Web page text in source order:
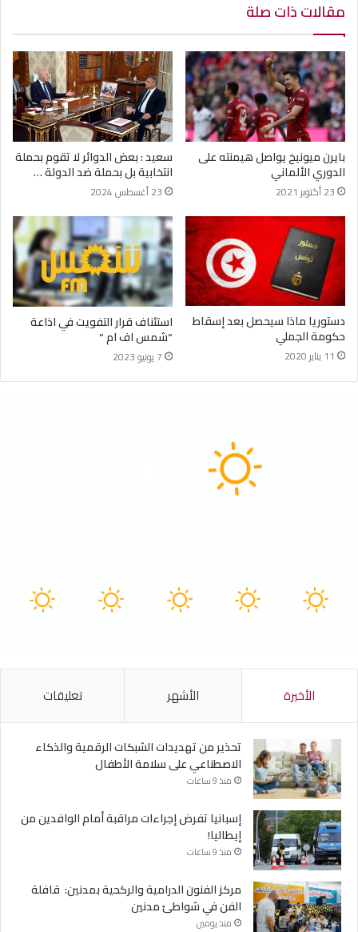
مقالات ذات صلة
بايرن ميونيخ يواصل هيمنته على
الدوري الألماني
23 أكتوبر 2021
سعيد : بعض الدوائر لا تقوم بحملة
انتخابية بل بحملة ضد الدولة …
23 أغسطس 2024
دستوريا ماذا سيحصل بعد إسقاط
حكومة الجملي
11 يناير 2020
استئناف قرار التفويت في اذاعة
“شمس اف ام “
7 يونيو 2023
الأخيرة الأشهر تعليقات
تحذير من تهديدات الشبكات الرقمية والذكاء
الاصطناعي على سلامة الأطفال
منذ 9 ساعات
إسبانيا تفرض إجراءات مراقبة أمام الوافدين من
إيطاليا!
منذ 9 ساعات
مركز الفنون الدرامية والركحية بمدنين: قافلة
الفن في شواطئ مدنين
منذ يومين